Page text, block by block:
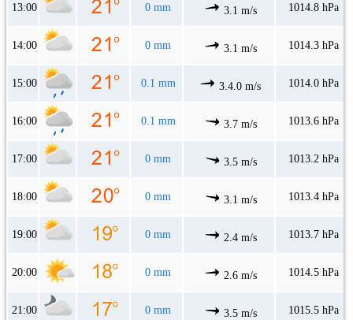
13:00 0 mm 3.1 m/s 1014.8 hPa
14:00 0 mm 3.1 m/s 1014.3 hPa
15:00 0.1 mm 3.4.0 m/s 1014.0 hPa
16:00 0.1 mm 3.7 m/s 1013.6 hPa
17:00 0 mm 3.5 m/s 1013.2 hPa
18:00 0 mm 3.1 m/s 1013.4 hPa
19:00 0 mm 2.4 m/s 1013.7 hPa
20:00 0 mm 2.6 m/s 1014.5 hPa
21:00 0 mm 3.5 m/s 1015.5 hPa